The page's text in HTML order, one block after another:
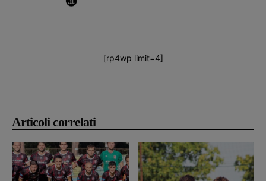
Articoli correlati
[rp4wp limit=4]